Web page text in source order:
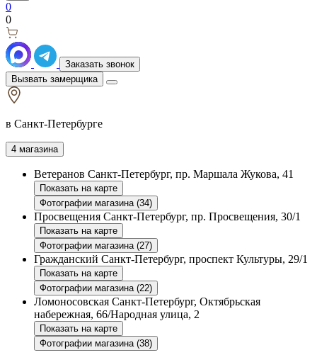
0
0
Заказать звонок
Вызвать замерщика
в Санкт-Петербурге
4 магазина
Ветеранов Санкт-Петербург, пр. Маршала Жукова, 41
Показать на карте
Фотографии магазина (34)
Просвещения Санкт-Петербург, пр. Просвещения, 30/1
Показать на карте
Фотографии магазина (27)
Гражданский Санкт-Петербург, проспект Культуры, 29/1
Показать на карте
Фотографии магазина (22)
Ломоносовская Санкт-Петербург, Октябрьская
набережная, 66/Народная улица, 2
Показать на карте
Фотографии магазина (38)